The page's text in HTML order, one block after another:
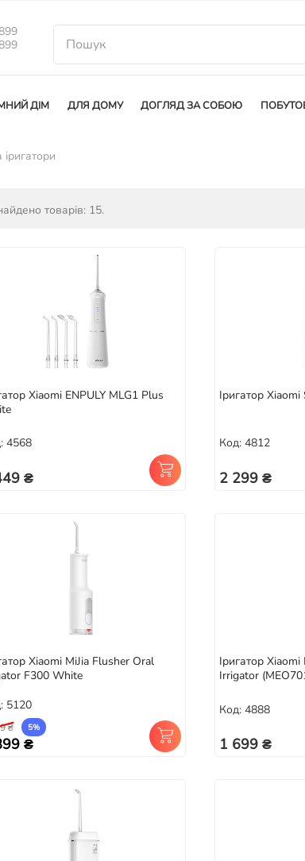
ДІМ ДЛЯ ДОМУ ДОГЛЯД ЗА СОБОЮ
іригатори
товарів: 15.
Xiaomi ENPULY MLG1 Plus
4568
₴
Іригатор
Код: 4812
2 299 ₴
Xiaomi MiJia Flusher Oral
F300 White
5120
₴ 5%
₴
Іригатор
Irrigator
Код: 4888
1 699 ₴